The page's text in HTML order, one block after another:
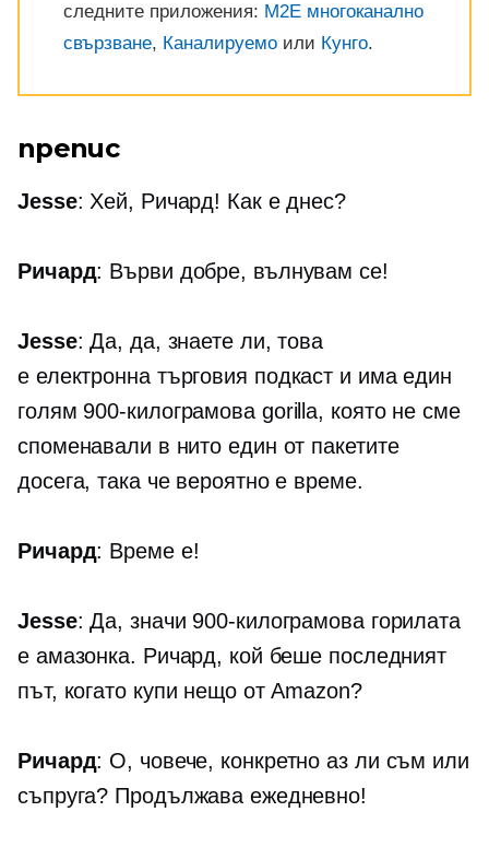
следните приложения: M2E многоканално
свързване, Каналируемо или Кунго.
препис
Jesse: Хей, Ричард! Как е днес?
Ричард: Върви добре, вълнувам се!
Jesse: Да, да, знаете ли, това
е електронна търговия подкаст и има един
голям 900-килограмоваgorilla, която не сме
споменавали в нито един от пакетите
досега, така че вероятно е време.
Ричард: Време е!
Jesse: Да, значи 900-килограмовагорилата
е амазонка. Ричард, кой беше последният
път, когато купи нещо от Amazon?
Ричард: О, човече, конкретно аз ли съм или
съпруга? Продължава ежедневно!